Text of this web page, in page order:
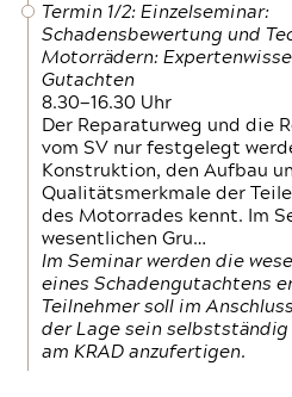
Termin 1/2: Einzelseminar:
Schadensbewertung und
Motorrädern:
Gutachten
8.30—16.30 Uhr
Der Reparaturweg und die
vom SV nur festgelegt
Konstruktion, den Aufbau
Qualitätsmerkmale der
des Motorrades kennt. Im
wesentlichen Gru…
Im Seminar werden die
eines Schadengutachtens
Teilnehmer soll im
der Lage sein
am KRAD anzufertigen.